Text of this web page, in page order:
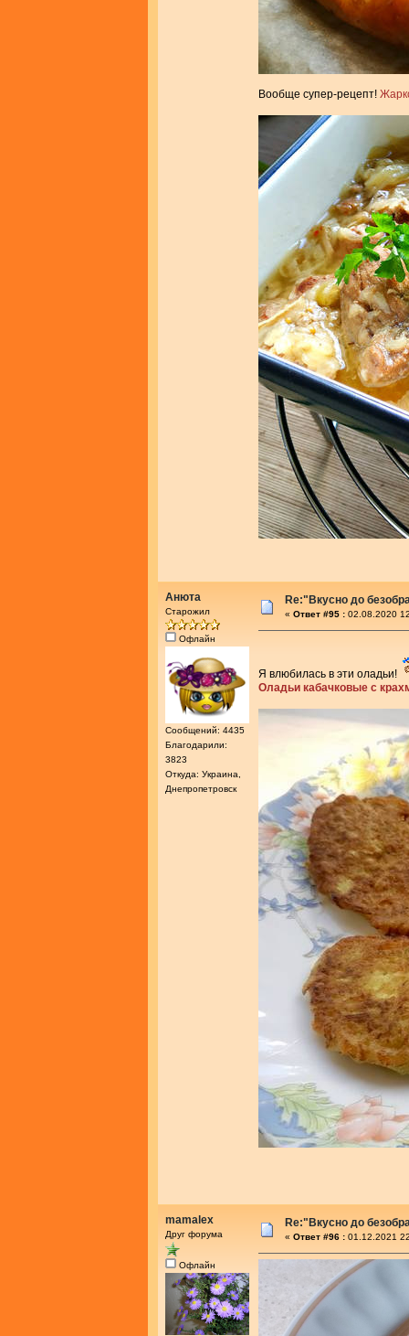
Вообще супер-рецепт!
Анюта
Старожил
Офлайн
Сообщений: 4435
Благодарили:
3823
Откуда: Украина,
Днепропетровск
Re:"Вкусно до
« Ответ #95 : 02.08.2020
Я влюбилась в эти оладьи!
Оладьи кабачковые с
mamalex
Друг форума
Офлайн
Re:"Вкусно до
« Ответ #96 : 01.12.2021